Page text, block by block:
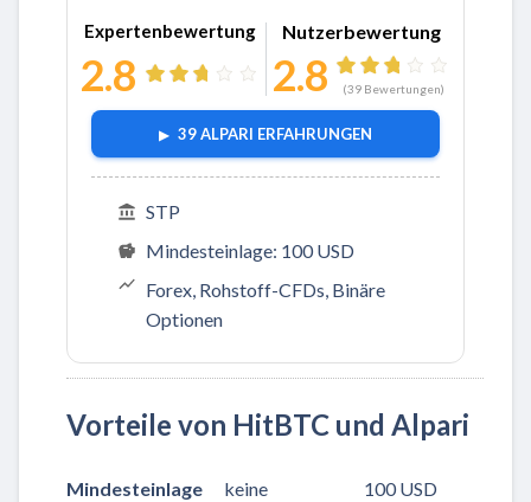
Expertenbewertung
2.8
Nutzerbewertung
2.8 (39 Bewertungen)
39 ALPARI ERFAHRUNGEN
STP
Mindesteinlage: 100 USD
Forex, Rohstoff-CFDs, Binäre
Optionen
Vorteile von HitBTC und Alpari
Mindesteinlage keine 100 USD